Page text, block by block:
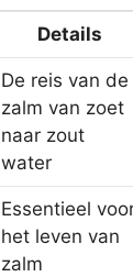
Details
De reis van de
zalm van zoet
naar zout
water
Essentieel
het leven van
zalm